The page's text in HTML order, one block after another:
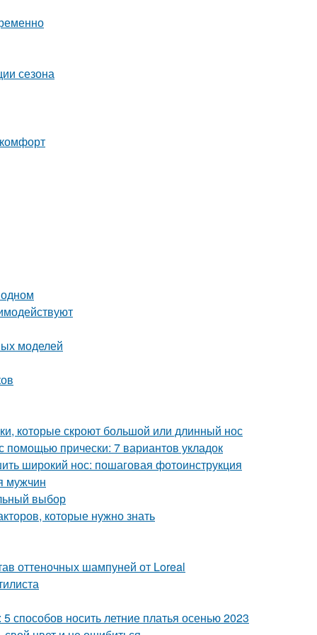
сезона
моделей
которые скроют большой или длинный нос
помощью прически: 7 вариантов укладок
широкий нос: пошаговая фотоинструкция
мужчин
выбор
которые нужно знать
оттеночных шампуней от Loreal
способов носить летние платья осенью 2023